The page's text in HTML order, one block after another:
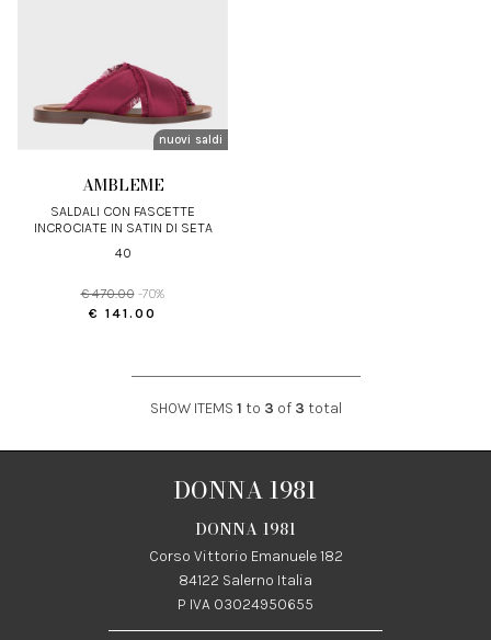
nuovi arrivi
saldi
AMBLEME
SALDALI CON FASCETTE
INCROCIATE IN SATIN DI SETA
40
€ 470.00 -70%
€ 141.00
SHOW ITEMS 1 to 3 of 3 total
DONNA 1981
DONNA 1981
Corso Vittorio Emanuele 182
84122 Salerno Italia
P IVA 03024950655